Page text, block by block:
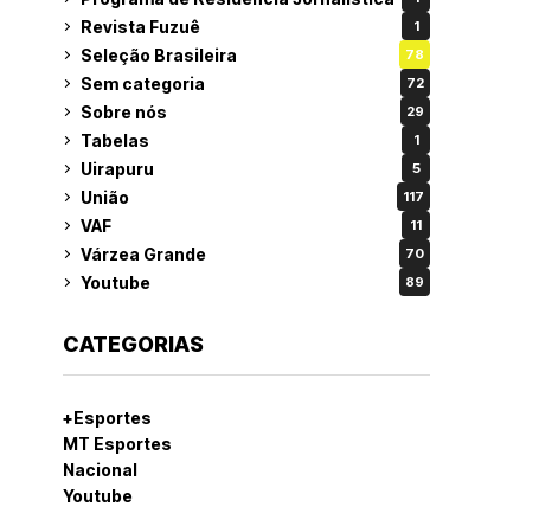
Revista Fuzuê 1
Seleção Brasileira 78
Sem categoria 72
Sobre nós 29
Tabelas 1
Uirapuru 5
União 117
VAF 11
Várzea Grande 70
Youtube 89
CATEGORIAS
+Esportes
MT Esportes
Nacional
Youtube